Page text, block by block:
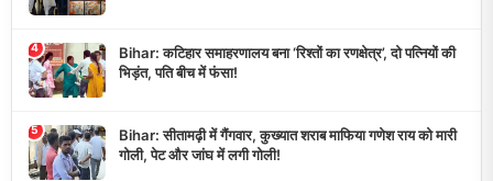
4
Bihar: कटिहार समाहरणालय बना ‘रिश्तों का रणक्षेत्र’, दो पत्नियों की
भिड़ंत, पति बीच में फंसा!
5
Bihar: सीतामढ़ी में गैंगवार, कुख्यात शराब माफिया गणेश राय को मारी
गोली, पेट और जांघ में लगी गोली!